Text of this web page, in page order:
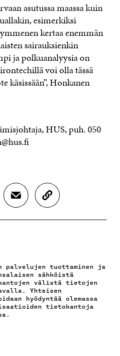
asutussa maassa kuin
esimerkiksi
kertaa enemmän
sairauksienkin
ja polkuanalyysia on
voi olla tässä
käsissään”, Honkanen
HUS, puh.050
J
A
P
O
S
T
I
K
O
T
I
K
K
E
palvelujen tuottaminen ja
sähköistä
välistä tietojen
Yhteisen
hyödyntää olemassa
tietokantoja